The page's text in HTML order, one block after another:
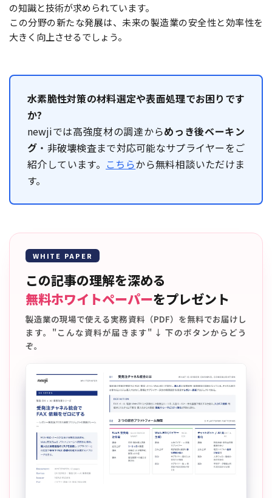
の知識と技術が求められています。
この分野の新たな発展は、未来の製造業の安全性と効率性を
大きく向上させるでしょう。
水素脆性対策の材料選定や表面処理でお困りです
か?
newjiでは高強度材の調達からめっき後ベーキン
グ ・非破壊検査まで対応可能なサプライヤーをご
紹介しています。 こちらから無料相談いただけま
す。
WHITE PAPER
この記事の理解を深める
無料ホワイトペーパーをプレゼント
製造業の現場で使える実務資料（PDF）を無料でお届けし
ます。"こんな資料が届きます" ↓ 下のボタンからどう
ぞ。